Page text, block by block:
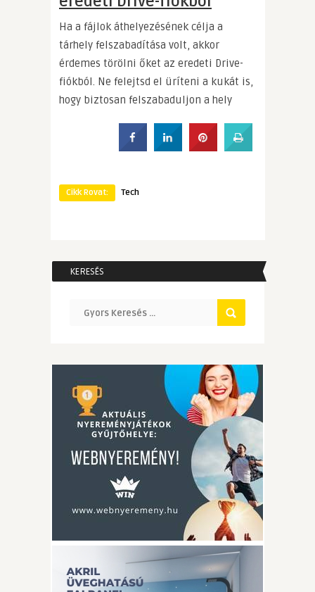
Ha a fájlok áthelyezésének célja a
tárhely felszabadítása volt, akkor
érdemes törölni őket az eredeti Drive-
fiókból. Ne felejtsd el üríteni a kukát is,
hogy biztosan felszabaduljon a hely
Cikk Rovat: Tech
KERESÉS